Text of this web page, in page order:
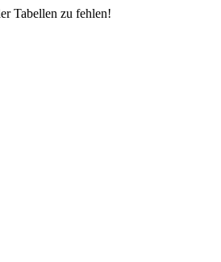
Tabellen zu fehlen!